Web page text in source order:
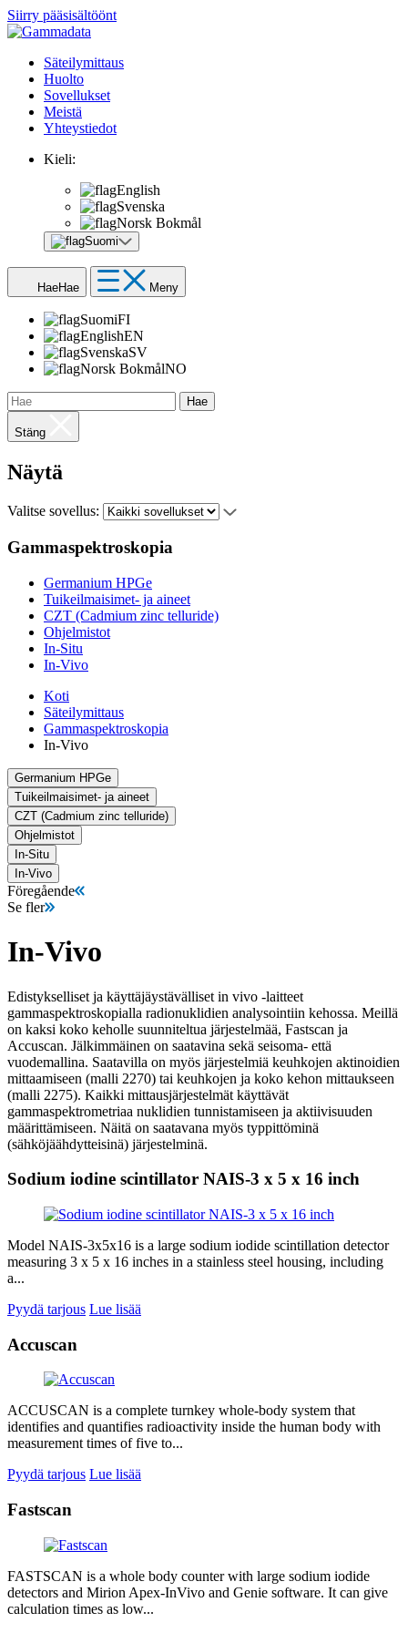
Siirry pääsisältöönt
Säteilymittaus
Huolto
Sovellukset
Meistä
Yhteystiedot
Kieli:
English
Svenska
Norsk Bokmål
Suomi
HaeHae Meny
SuomiFI
EnglishEN
SvenskaSV
Norsk BokmålNO
Hae
Stäng
Näytä
Valitse sovellus:
Gammaspektroskopia
Germanium HPGe
Tuikeilmaisimet- ja aineet
CZT (Cadmium zinc telluride)
Ohjelmistot
In-Situ
In-Vivo
Koti
Säteilymittaus
Gammaspektroskopia
In-Vivo
Germanium HPGe
Tuikeilmaisimet- ja aineet
CZT (Cadmium zinc telluride)
Ohjelmistot
In-Situ
In-Vivo
Föregående
Se fler
In-Vivo
Edistykselliset ja käyttäjäystävälliset in vivo -laitteet
gammaspektroskopialla radionuklidien analysointiin kehossa. Meillä
on kaksi koko keholle suunniteltua järjestelmää, Fastscan ja
Accuscan. Jälkimmäinen on saatavina sekä seisoma- että
vuodemallina. Saatavilla on myös järjestelmiä keuhkojen aktinoidien
mittaamiseen (malli 2270) tai keuhkojen ja koko kehon mittaukseen
(malli 2275). Kaikki mittausjärjestelmät käyttävät
gammaspektrometriaa nuklidien tunnistamiseen ja aktiivisuuden
määrittämiseen. Näitä on saatavana myös typpittöminä
(sähköjäähdytteisinä) järjestelminä.
Sodium iodine scintillator NAIS-3 x 5 x 16 inch
Model NAIS-3x5x16 is a large sodium iodide scintillation detector
measuring 3 x 5 x 16 inches in a stainless steel housing, including
a...
Pyydä tarjous Lue lisää
Accuscan
ACCUSCAN is a complete turnkey whole-body system that
identifies and quantifies radioactivity inside the human body with
measurement times of five to...
Pyydä tarjous Lue lisää
Fastscan
FASTSCAN is a whole body counter with large sodium iodide
detectors and Mirion Apex-InVivo and Genie software. It can give
calculation times as low...